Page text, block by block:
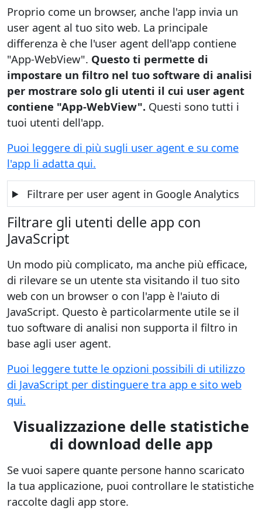
Proprio come un browser, anche l'app invia un
user agent al tuo sito web. La principale
differenza è che l'user agent dell'app contiene
"App-WebView". Questo ti permette di
impostare un filtro nel tuo software di analisi
per mostrare solo gli utenti il cui user agent
contiene "App-WebView". Questi sono tutti i
tuoi utenti dell'app.
Puoi leggere di più sugli user agent e su come
l'app li adatta qui.
Filtrare per user agent in Google Analytics
Filtrare gli utenti delle app con
JavaScript
Un modo più complicato, ma anche più efficace,
di rilevare se un utente sta visitando il tuo sito
web con un browser o con l'app è l'aiuto di
JavaScript. Questo è particolarmente utile se il
tuo software di analisi non supporta il filtro in
base agli user agent.
Puoi leggere tutte le opzioni possibili di utilizzo
di JavaScript per distinguere tra app e sito web
qui.
Visualizzazione delle statistiche
di download delle app
Se vuoi sapere quante persone hanno scaricato
la tua applicazione, puoi controllare le statistiche
raccolte dagli app store.